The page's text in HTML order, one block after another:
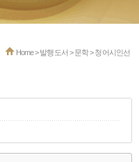
Home > 발행도서 > 문학 > 청어시인선